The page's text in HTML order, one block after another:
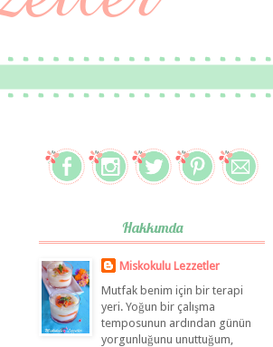
Hakkımda
Miskokulu Lezzetler
Mutfak benim için bir terapi
yeri. Yoğun bir çalışma
temposunun ardından günün
yorgunluğunu unuttuğum,